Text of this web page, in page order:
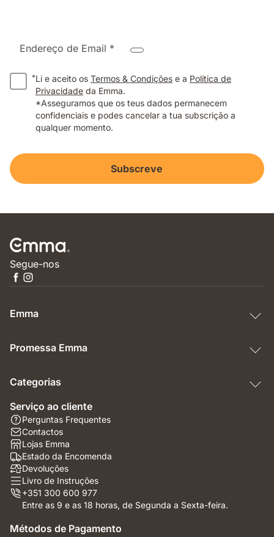
Endereço de Email *
*Li e aceito os Termos & Condições e a Política de
Privacidade da Emma.
*Asseguramos que os teus dados permanecem
confidenciais e podes cancelar a tua subscrição a
qualquer momento.
Subscreve
Segue-nos
Emma
Promessa Emma
Categorias
Serviço ao cliente
Perguntas Frequentes
Contactos
Lojas Emma
Estado da Encomenda
Devoluções
Livro de Instruções
+351 300 600 977
Entre as 9 e as 18 horas, de Segunda a Sexta-feira.
Métodos de Pagamento